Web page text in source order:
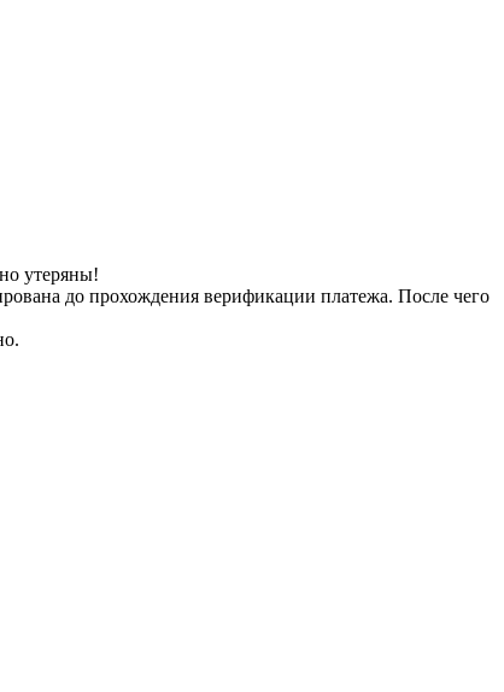
утеряны!
до прохождения верификации платежа. После чего